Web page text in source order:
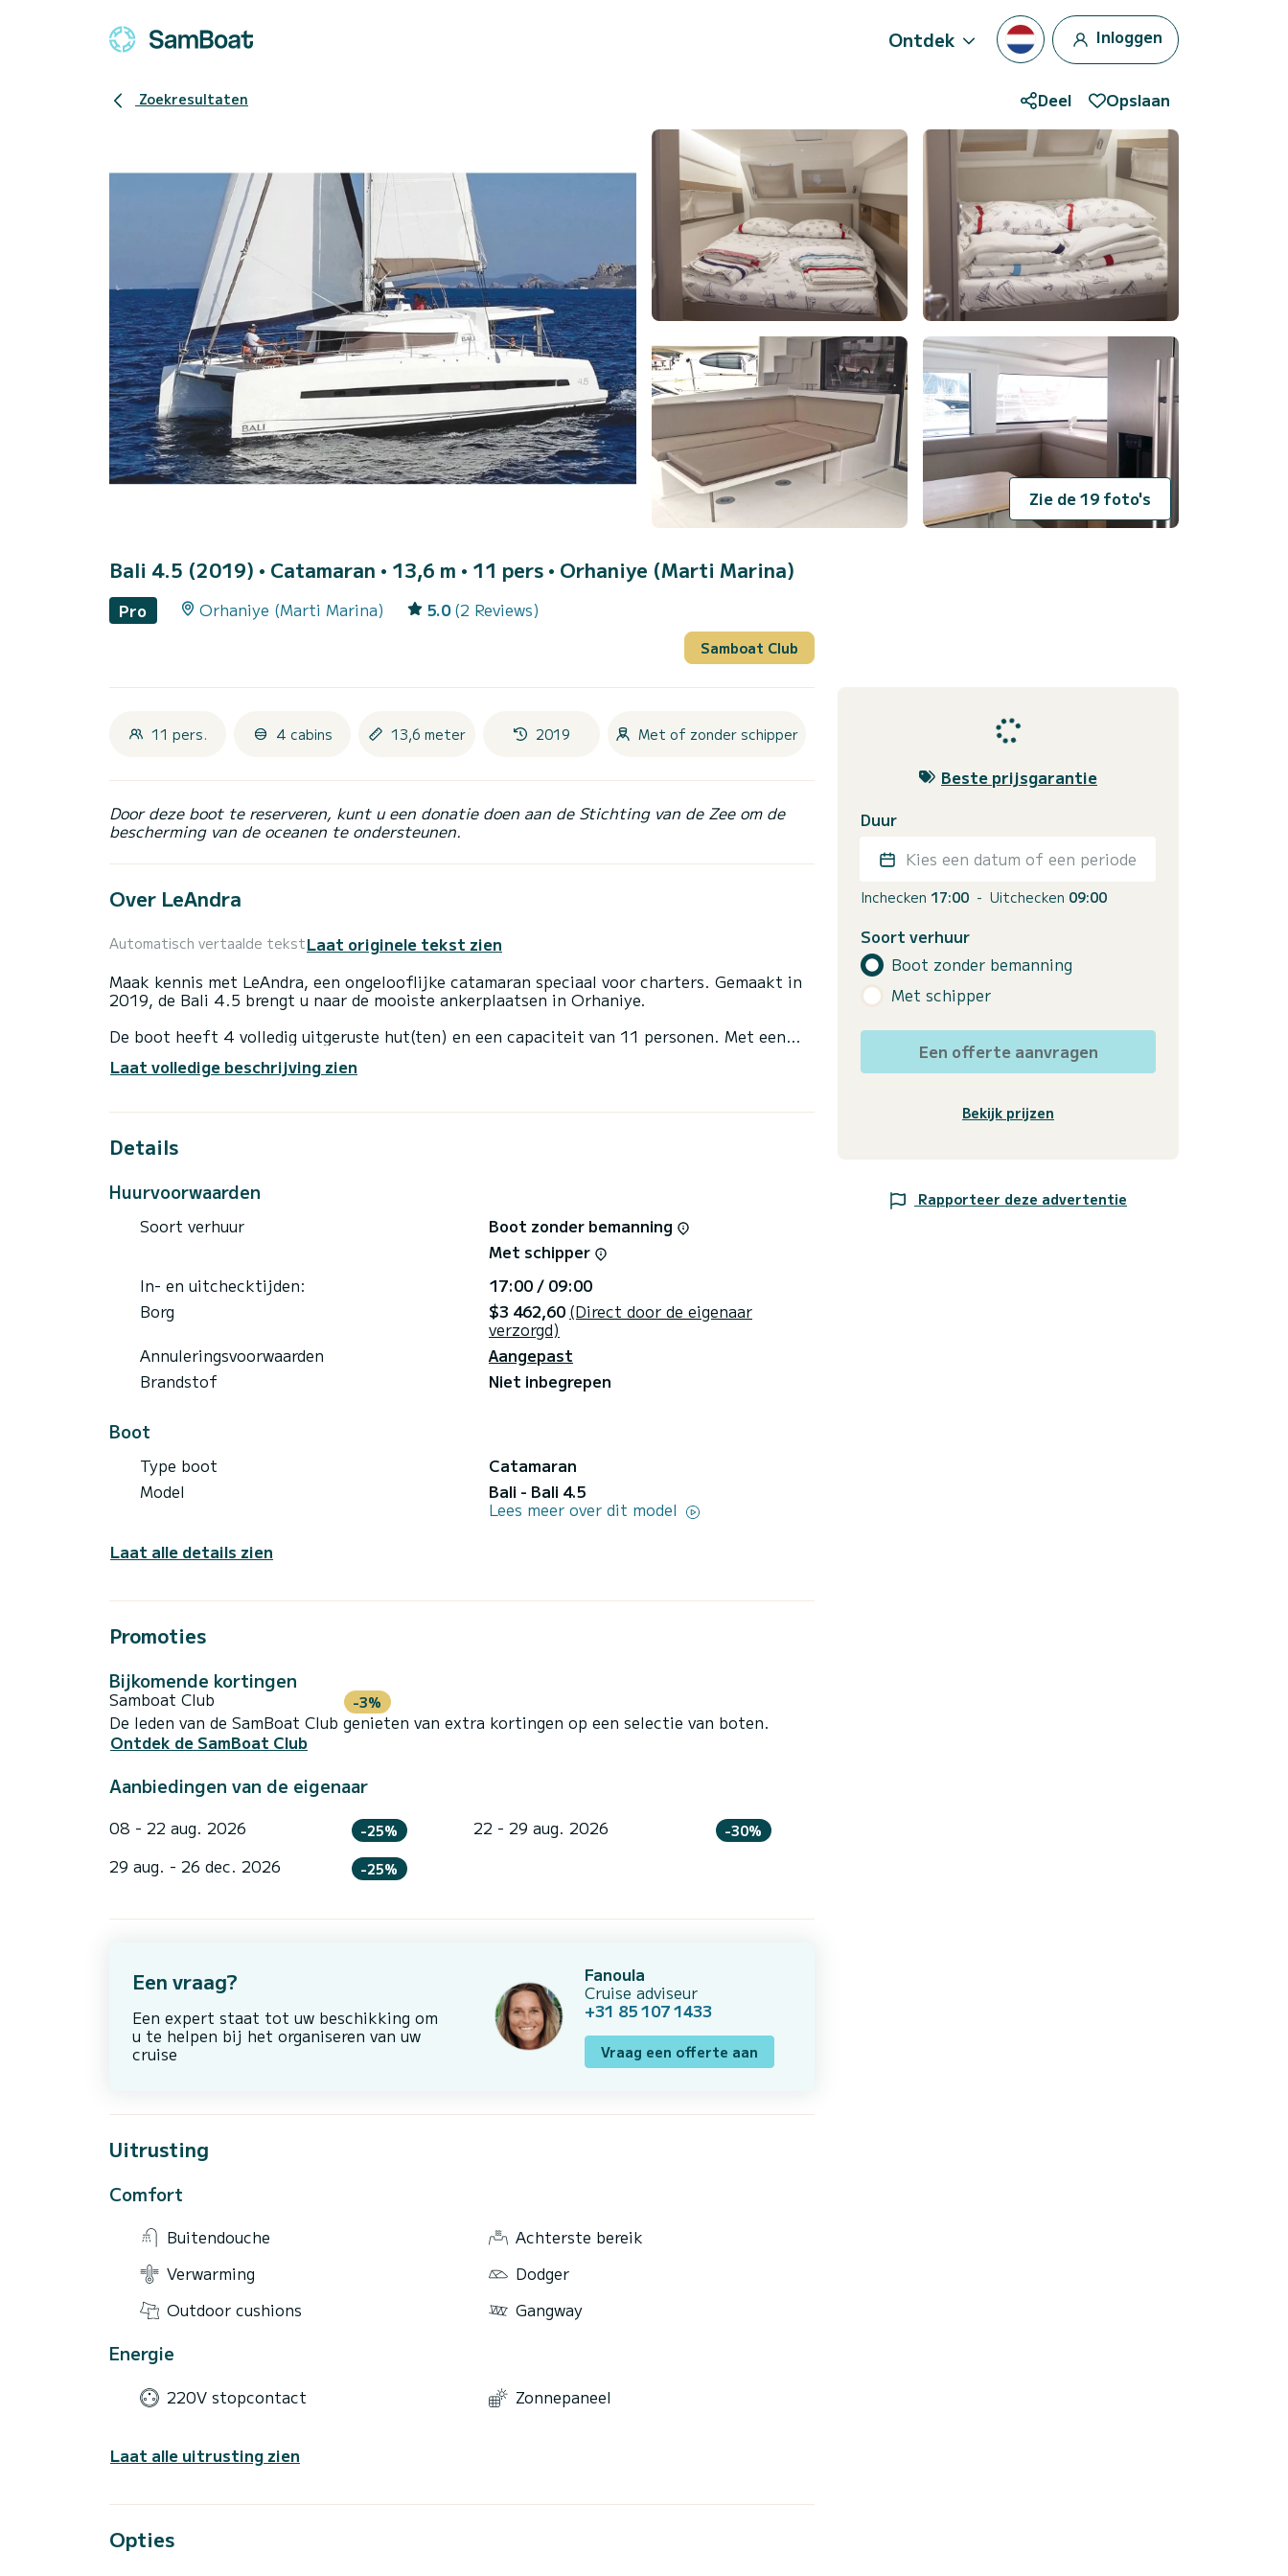
Ontdek Inloggen
Zoekresultaten Deel Opslaan
Zie de 19 foto's
Bali 4.5 (2019) • Catamaran • 13,6 m • 11 pers • Orhaniye (Marti Marina)
Pro Orhaniye (Marti Marina) 5.0 (2 Reviews)
Samboat Club
11 pers. 4 cabins 13,6 meter 2019 Met of zonder schipper
Door deze boot te reserveren, kunt u een donatie doen aan de Stichting van de Zee om de
bescherming van de oceanen te ondersteunen.
Over LeAndra
Automatisch vertaalde tekstLaat originele tekst zien
Maak kennis met LeAndra, een ongelooflijke catamaran speciaal voor charters. Gemaakt in
2019, de Bali 4.5 brengt u naar de mooiste ankerplaatsen in Orhaniye.
De boot heeft 4 volledig uitgeruste hut(ten) en een capaciteit van 11 personen. Met een
het water door te brengen in de omgeving van Orhaniye
Wij nodigen u uit om rechtstreeks via het platform een offerte aan te vragen, wij nemen
Laat volledige beschrijving zien
Details
Huurvoorwaarden
Soort verhuur
Boot zonder bemanning
Met schipper
In- en uitchecktijden:
17:00 / 09:00
Borg
$3 462,60 (Direct door de eigenaar
verzorgd)
Annuleringsvoorwaarden
Aangepast
Brandstof
Niet inbegrepen
Boot
Type boot
Catamaran
Model
Bali - Bali 4.5
Lees meer over dit model
Laat alle details zien
Promoties
Bijkomende kortingen
Samboat Club -3%
De leden van de SamBoat Club genieten van extra kortingen op een selectie van boten.
Ontdek de SamBoat Club
Aanbiedingen van de eigenaar
08 - 22 aug. 2026 -25% 22 - 29 aug. 2026 -30%
29 aug. - 26 dec. 2026 -25%
Een vraag?
Een expert staat tot uw beschikking om
u te helpen bij het organiseren van uw
cruise
Fanoula
Cruise adviseur
+31 85 107 1433
Vraag een offerte aan
Uitrusting
Comfort
Buitendouche
Achterste bereik
Verwarming
Dodger
Outdoor cushions
Gangway
Energie
220V stopcontact Zonnepaneel
Laat alle uitrusting zien
Opties
Beste prijsgarantie
Duur
Kies een datum of een periode
Inchecken 17:00 - Uitchecken 09:00
Soort verhuur
Boot zonder bemanning
Met schipper
Een offerte aanvragen
Bekijk prijzen
Rapporteer deze advertentie